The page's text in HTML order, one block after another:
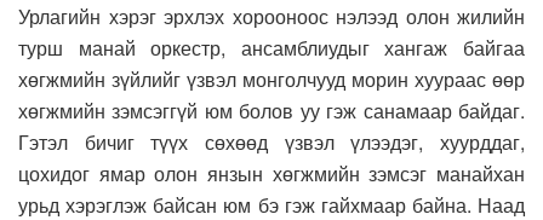
Урлагийн хэрэг эрхлэх хорооноос нэлээд олон жилийн
турш манай оркестр, ансамблиудыг хангаж байгаа
хөгжмийн зүйлийг үзвэл монголчууд морин хуураас өөр
хөгжмийн зэмсэггүй юм болов уу гэж санамаар байдаг.
Гэтэл бичиг түүх сөхөөд үзвэл үлээдэг, хуурддаг,
цохидог ямар олон янзын хөгжмийн зэмсэг манайхан
урьд хэрэглэж байсан юм бэ гэж гайхмаар байна. Наад